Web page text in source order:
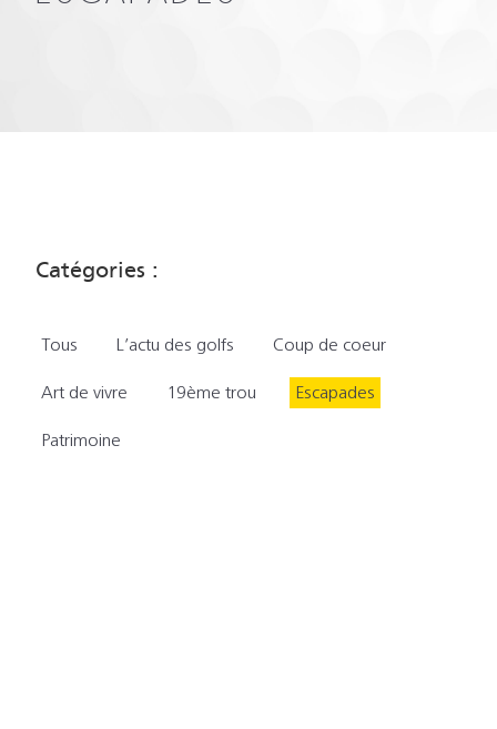
Catégories :
Tous L’actu des golfs Coup de coeur
Art de vivre 19ème trou Escapades
Patrimoine